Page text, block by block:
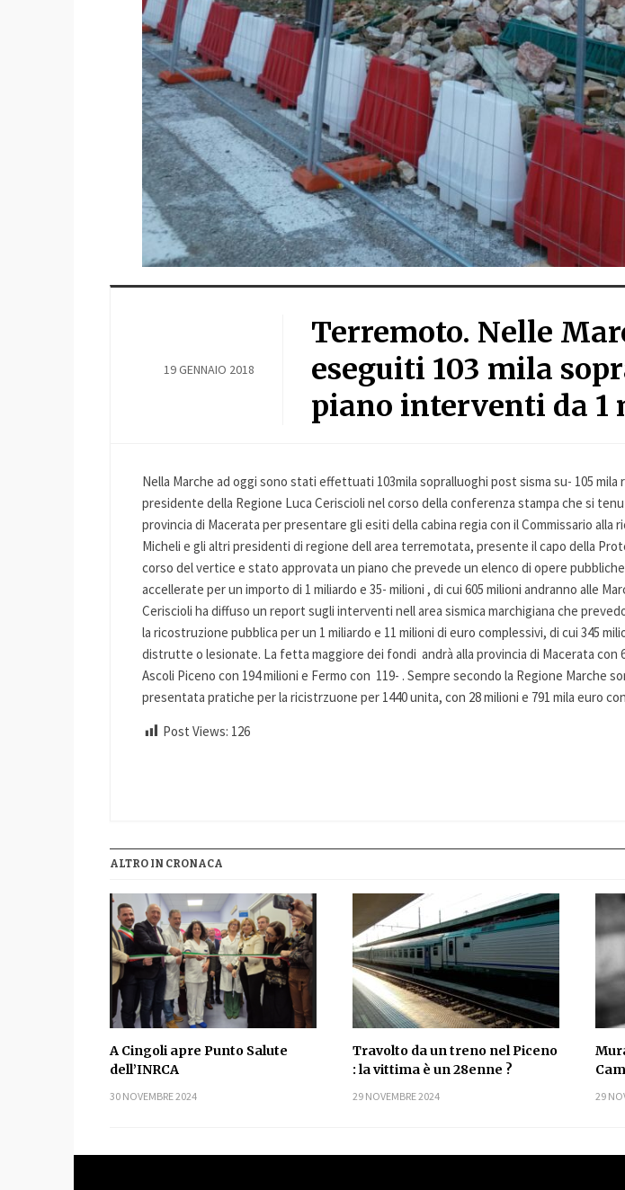
19 GENNAIO 2018
Terremoto. Nelle
eseguiti 103 mila
piano interventi da 1
Nella Marche ad oggi sono stati effettuati 103mila sopralluoghi post sisma su- 105
presidente della Regione Luca Ceriscioli nel corso della conferenza stampa che si
provincia di Macerata per presentare gli esiti della cabina regia con il Commissario alla
Micheli e gli altri presidenti di regione dell area terremotata, presente il capo della
corso del vertice e stato approvata un piano che prevede un elenco di opere
accellerate per un importo di 1 miliardo e 35- milioni , di cui 605 milioni andranno alle
Ceriscioli ha diffuso un report sugli interventi nell area sismica marchigiana che
la ricostruzione pubblica per un 1 miliardo e 11 milioni di euro complessivi, di cui 345
distrutte o lesionate. La fetta maggiore dei fondi andrà alla provincia di Macerata con
Ascoli Piceno con 194 milioni e Fermo con 119- . Sempre secondo la Regione Marche
presentata pratiche per la ricistrzuone per 1440 unita, con 28 milioni e 791 mila euro
Post Views: 126
ALTRO IN CRONACA
A Cingoli apre Punto Salute
dell’INRCA
30 NOVEMBRE 2024
Travolto da un treno nel Piceno
: la vittima è un 28enne ?
29 NOVEMBRE 2024 29